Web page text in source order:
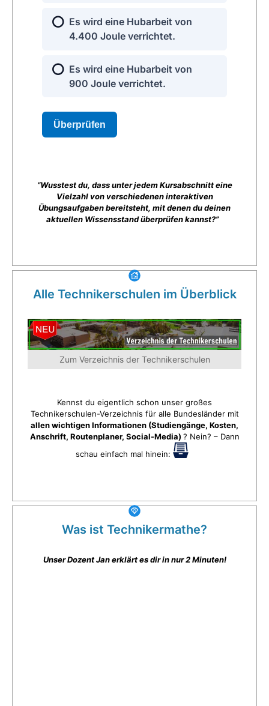
“Wusstest du, dass unter jedem Kursabschnitt eine
Vielzahl von verschiedenen interaktiven
Übungsaufgaben bereitsteht, mit denen du deinen
aktuellen Wissensstand überprüfen kannst?”
Alle Technikerschulen im Überblick
Zum Verzeichnis der Technikerschulen
Kennst du eigentlich schon unser großes
Technikerschulen-Verzeichnis für alle Bundesländer mit
allen wichtigen Informationen (Studiengänge, Kosten,
Anschrift, Routenplaner, Social-Media) ? Nein? – Dann
schau einfach mal hinein:
Was ist Technikermathe?
Unser Dozent Jan erklärt es dir in nur 2 Minuten!